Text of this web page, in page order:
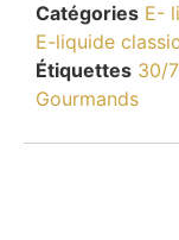
Catégories E-
E-liquide
Étiquettes 30/
Gourmands